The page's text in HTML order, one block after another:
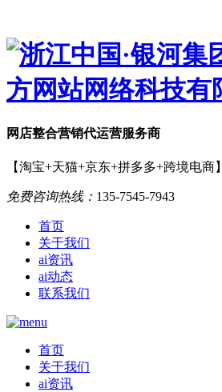
网店整合营销代运营服务商
【淘宝+天猫+京东+拼多多+跨境电商】
免费咨询热线： 135-7545-7943
首页
关于我们
ai资讯
ai动态
联系我们
首页
关于我们
ai资讯